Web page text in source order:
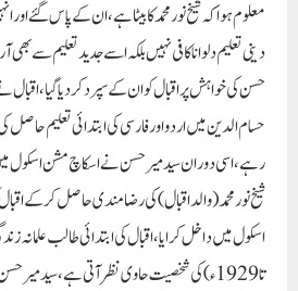
معلوم ہوا کہ شیخ نور محمد کا بیٹا ہے ، ان کے پاس گئے
دینی تعلیم دلوانا کافی نہیں بلکہ اسے جدید تعلیم سے
حسن کی خواہش پر اقبال کو ان کے سپرد کر دیا گیا ،
حسام الدین میں اردو اور فارسی کی ابتدائی تعلیم حاصل
رہے ، اسی دوران سید میر حسن نے اسکاچ مشن اسکول
تا 1929ء ) کی شخصیت حاوی نظر آتی ہے ، سید